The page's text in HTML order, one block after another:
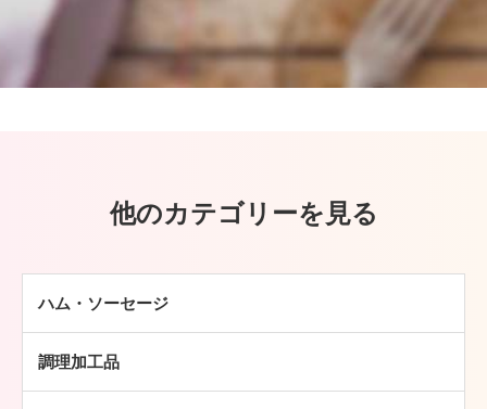
他のカテゴリーを見る
ハム・ソーセージ
ソーセージ
調理加工品